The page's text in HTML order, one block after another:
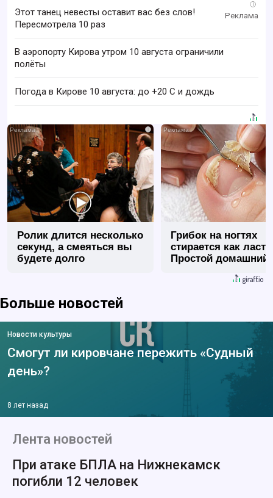
i
Этот танец невесты оставит вас без слов!
Пересмотрела 10 раз
В аэропорту Кирова утром 10 августа ограничили
полёты
Погода в Кирове 10 августа: до +20 C и дождь
i
Ролик длится несколько
секунд, а смеяться вы
будете долго
Грибок на ногтях
стирается как
Простой домашний
Больше новостей
Новости культуры
Смогут ли кировчане пережить «Судный
день»?
8 лет назад
Лента новостей
При атаке БПЛА на Нижнекамск
погибли 12 человек